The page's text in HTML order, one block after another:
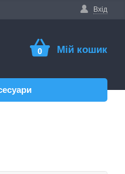
Вхід
0 Мій кошик